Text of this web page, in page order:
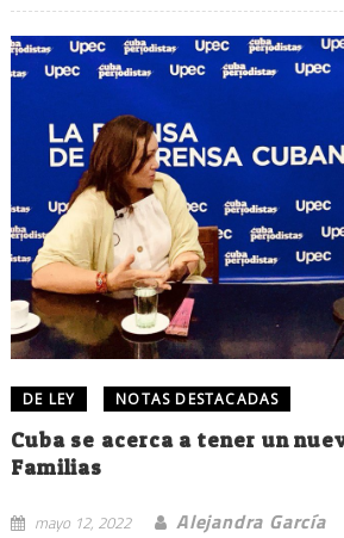
DE LEY NOTAS DESTACADAS
Cuba se acerca a tener un
Familias
mayo 12, 2022 Alejandra García